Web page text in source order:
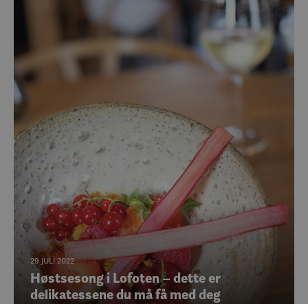
29 JULI 2022
Høstsesong i Lofoten – dette er
delikatessene du må få med deg